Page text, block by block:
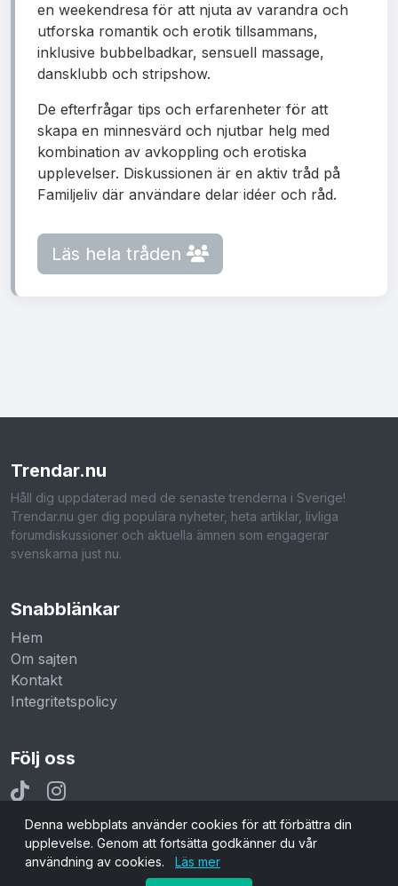
en weekendresa för att njuta av varandra och
utforska romantik och erotik tillsammans,
inklusive bubbelbadkar, sensuell massage,
dansklubb och stripshow.
De efterfrågar tips och erfarenheter för att
skapa en minnesvärd och njutbar helg med
kombination av avkoppling och erotiska
upplevelser. Diskussionen är en aktiv tråd på
Familjeliv där användare delar idéer och råd.
Läs hela tråden
Trendar.nu
Håll dig uppdaterad med de senaste trenderna i Sverige!
Trendar.nu ger dig populära nyheter, heta artiklar, livliga
forumdiskussioner och aktuella ämnen som engagerar
svenskarna just nu.
Snabblänkar
Hem
Om sajten
Kontakt
Integritetspolicy
Följ oss
© 2026 Trendar.nu. Alla rättigheter reserverade.
Denna webbplats använder cookies för att förbättra din
upplevelse. Genom att fortsätta godkänner du vår
användning av cookies.
Läs mer